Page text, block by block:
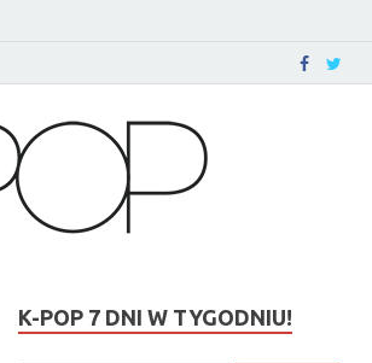
K-POP 7 DNI W TYGODNIU!